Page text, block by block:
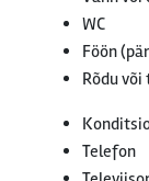
WC
Föön
Rõdu
Telefon